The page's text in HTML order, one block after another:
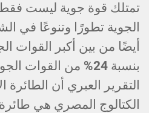
تمتلك قوة جوية ليست
الجوية تطورًا وتنوعًا في
أيضًا من بين أكبر القوات
بنسبة 24% من القوات
التقرير العبري أن الطائرة
الكتالوج المصري هي